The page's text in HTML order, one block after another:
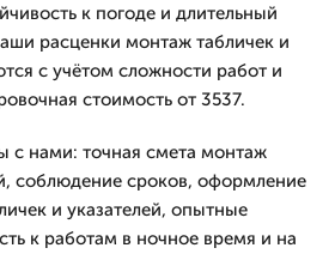
к погоде и длительный
расценки монтаж табличек и
с учётом сложности работ и
стоимость от 3537.
с нами: точная смета монтаж
соблюдение сроков, оформление
и указателей, опытные
к работам в ночное время и на